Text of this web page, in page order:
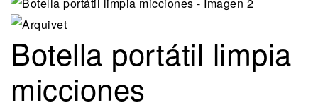
Botella portátil limpia
micciones